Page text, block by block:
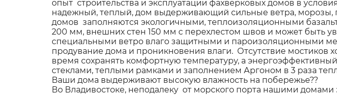
опыт строительства и эксплуатации фахверковых домов в
надежный, теплый, дом выдерживающий сильные ветра, морозы,
домов заполняются экологичными, теплоизоляционными
200 мм, внешних стен 150 мм с перехлестом швов и может быть
специальными ветро влаго защитными и пароизоляционными
продувание дома и проникновения влаги. Отсутствие
время сохранять комфортную температуру, а
стеклами, теплыми рамками и заполнением Аргоном в 3 раза
Ваши дома выдерживают высокую влажность на побережье??
Во Владивостоке, неподалеку от морского порта нашими